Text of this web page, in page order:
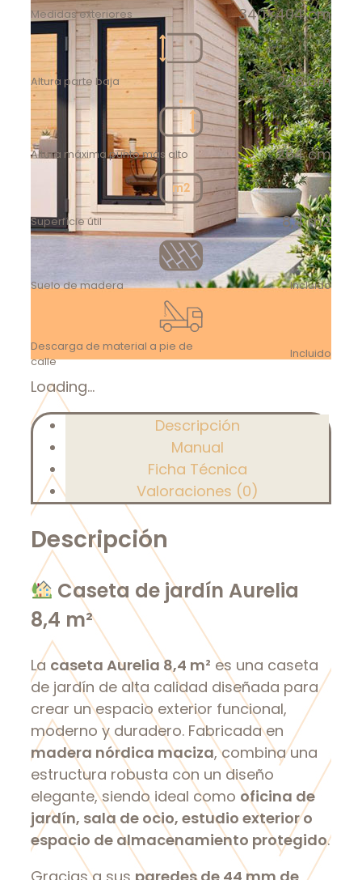
Medidas exteriores 340×404 cm
Altura parte baja 228 cm
Altura máxima punto más alto 264 cm
Superfície útil 8,4 m2
Suelo de madera Incluido
Descarga de material a pie de
calle
Incluido
Loading...
Descripción
Manual
Ficha Técnica
Valoraciones (0)
Descripción
Caseta de jardín Aurelia
8,4 m²
La caseta Aurelia 8,4 m² es una caseta
de jardín de alta calidad diseñada para
crear un espacio exterior funcional,
moderno y duradero. Fabricada en
madera nórdica maciza, combina una
estructura robusta con un diseño
elegante, siendo ideal como oficina de
jardín, sala de ocio, estudio exterior o
espacio de almacenamiento protegido.